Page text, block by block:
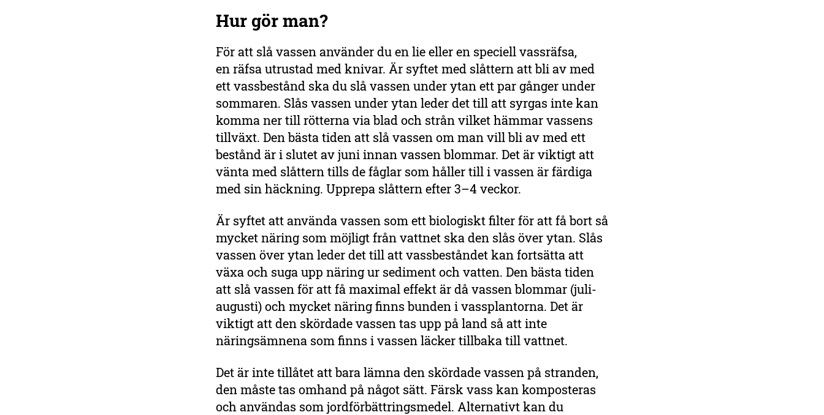
Hur gör man?
För att slå vassen använder du en lie eller en speciell vassräfsa,
en räfsa utrustad med knivar. Är syftet med slåttern att bli av med
ett vassbestånd ska du slå vassen under ytan ett par gånger under
sommaren. Slås vassen under ytan leder det till att syrgas inte kan
komma ner till rötterna via blad och strån vilket hämmar vassens
tillväxt. Den bästa tiden att slå vassen om man vill bli av med ett
bestånd är i slutet av juni innan vassen blommar. Det är viktigt att
vänta med slåttern tills de fåglar som håller till i vassen är färdiga
med sin häckning. Upprepa slåttern efter 3–4 veckor.
Är syftet att använda vassen som ett biologiskt filter för att få bort så
mycket näring som möjligt från vattnet ska den slås över ytan. Slås
vassen över ytan leder det till att vassbeståndet kan fortsätta att
växa och suga upp näring ur sediment och vatten. Den bästa tiden
att slå vassen för att få maximal effekt är då vassen blommar (juli-
augusti) och mycket näring finns bunden i vassplantorna. Det är
viktigt att den skördade vassen tas upp på land så att inte
näringsämnena som finns i vassen läcker tillbaka till vattnet.
Det är inte tillåtet att bara lämna den skördade vassen på stranden,
den måste tas omhand på något sätt. Färsk vass kan komposteras
och användas som jordförbättringsmedel. Alternativt kan du